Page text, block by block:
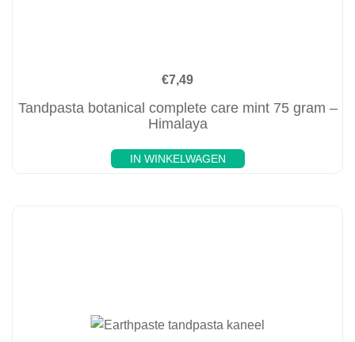
€7,49
Tandpasta botanical complete care mint 75 gram –
Himalaya
IN WINKELWAGEN